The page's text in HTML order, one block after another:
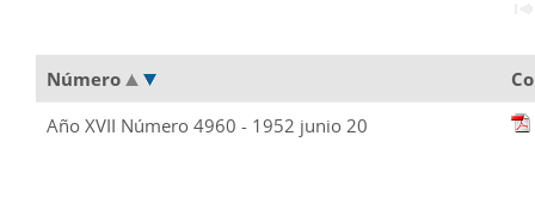
Número
Año XVII Número 4960 - 1952 junio 20